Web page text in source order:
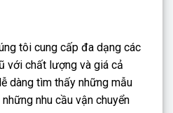
tôi cung cấp đa dạng các
với chất lượng và giá cả
dàng tìm thấy những mẫu
nhu cầu vận chuyển